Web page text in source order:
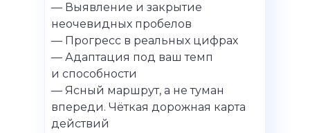
— Выявление и закрытие
неочевидных пробелов
— Прогресс в реальных цифрах
— Адаптация под ваш темп
и способности
— Ясный маршрут, а не туман
впереди. Чёткая дорожная карта
действий